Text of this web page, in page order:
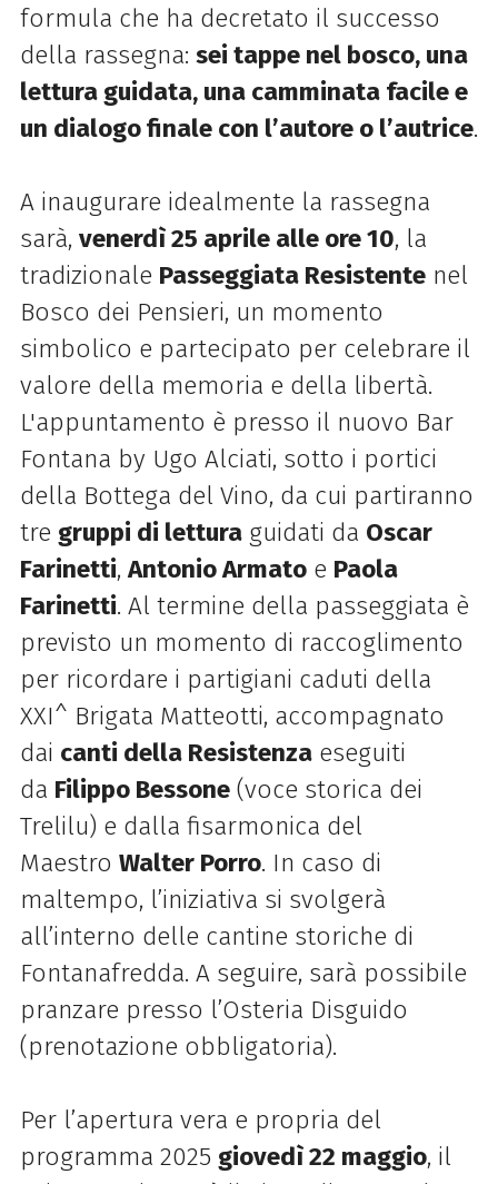
formula che ha decretato il successo
della rassegna: sei tappe nel bosco, una
lettura guidata, una camminata facile e
un dialogo finale con l’autore o l’autrice.
A inaugurare idealmente la rassegna
sarà, venerdì 25 aprile alle ore 10, la
tradizionale Passeggiata Resistente nel
Bosco dei Pensieri, un momento
simbolico e partecipato per celebrare il
valore della memoria e della libertà.
L'appuntamento è presso il nuovo Bar
Fontana by Ugo Alciati, sotto i portici
della Bottega del Vino, da cui partiranno
tre gruppi di lettura guidati da Oscar
Farinetti, Antonio Armato e Paola
Farinetti. Al termine della passeggiata è
previsto un momento di raccoglimento
per ricordare i partigiani caduti della
XXI^ Brigata Matteotti, accompagnato
dai canti della Resistenza eseguiti
da Filippo Bessone (voce storica dei
Trelilu) e dalla fisarmonica del
Maestro Walter Porro. In caso di
maltempo, l’iniziativa si svolgerà
all’interno delle cantine storiche di
Fontanafredda. A seguire, sarà possibile
pranzare presso l’Osteria Disguido
(prenotazione obbligatoria).
Per l’apertura vera e propria del
programma 2025 giovedì 22 maggio, il